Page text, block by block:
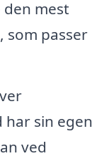
mest
som passer
sin egen
ved